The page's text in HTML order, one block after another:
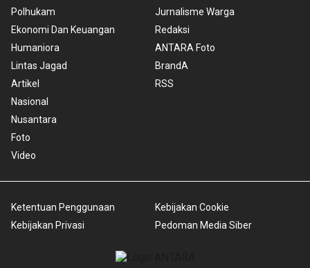
Polhukam
Ekonomi Dan Keuangan
Humaniora
Lintas Jagad
Artikel
Nasional
Nusantara
Foto
Video
Jurnalisme Warga
Redaksi
ANTARA Foto
BrandA
RSS
Ketentuan Penggunaan
Kebijakan Privasi
Kebijakan Cookie
Pedoman Media Siber